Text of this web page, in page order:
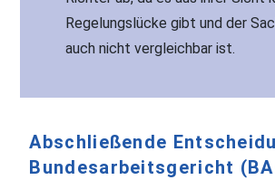
Regelungslücke gibt und der
auch nicht vergleichbar ist.
Abschließende
Bundesarbeitsgericht